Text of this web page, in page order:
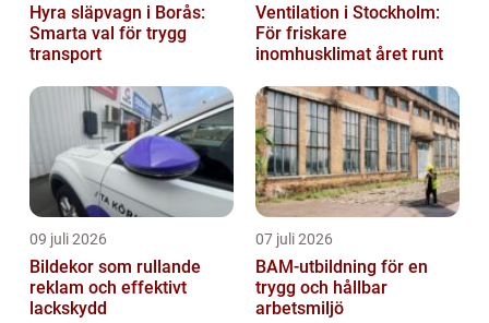
Hyra släpvagn i Borås:
Smarta val för trygg
transport
Ventilation i Stockholm:
För friskare
inomhusklimat året runt
09 juli 2026
Bildekor som rullande
reklam och effektivt
lackskydd
07 juli 2026
BAM-utbildning för en
trygg och hållbar
arbetsmiljö